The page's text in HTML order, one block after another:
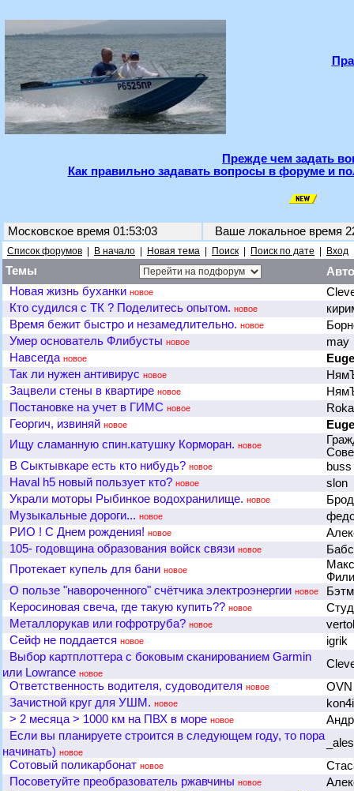
Прежде чем задать
Как правильно задавать вопросы в форуме и
Московское время 01:53:03 Ваше локальное время
Список форумов В начало Новая тема Поиск Поиск по дате Вход
Темы
Новая жизнь буханки новое
Кто судился с ТК ? Поделитесь опытом. новое
Время бежит быстро и незамедлительно. новое
Умер основатель Флибусты новое
may
Навсегда новое
Так ли нужен антивирус новое
Зацвели стены в квартире новое
Постановке на учет в ГИМС новое
Георгич, извиняй новое
Ищу сламанную спин.катушку Корморан. новое
В Сыктывкаре есть кто нибудь? новое
buss
Haval h5 новый пользует кто? новое
slon
Украли моторы Рыбинкое водохранилище. новое
Музыкальные дороги... новое
РИО ! С Днем рождения! новое
105- годовщина образования войск связи новое
Протекает купель для бани новое
О пользе "навороченного" счётчика электроэнергии новое
Керосиновая свеча, где такую купить?? новое
Металлорукав или гофротруба? новое
Сейф не поддается новое
igrik
Выбор картплоттера с боковым сканированием Garmin
или Lowrance новое
Ответственность водителя, судоводителя новое
Зачистной круг для УШМ. новое
> 2 месяца > 1000 км на ПВХ в море новое
Если вы планируете строится в следующем году, то пора
начинать) новое
Сотовый поликарбонат новое
Посоветуйте преобразователь ржавчины новое